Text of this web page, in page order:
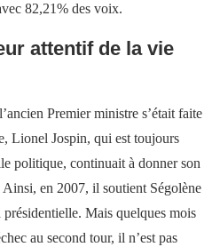
82,21% des voix.
attentif de la vie
Premier ministre s’était faite
Lionel Jospin, qui est toujours
politique, continuait à donner son
en 2007, il soutient Ségolène
Mais quelques mois
au second tour, il n’est pas